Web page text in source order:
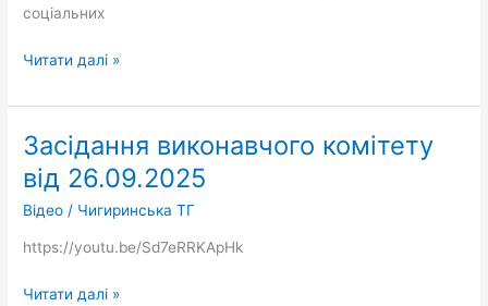
соціальних
Читати далі »
Засідання виконавчого комітету
від 26.09.2025
Відео / Чигиринська ТГ
https://youtu.be/Sd7eRRKApHk
Засідання
виконавчого
комітету
від
Читати далі »